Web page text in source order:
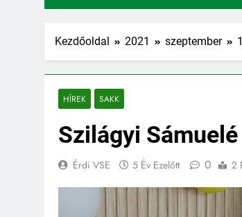
Kezdőoldal 2021 szeptember
HÍREK SAKK
Szilágyi
Érdi VSE 5 Év Ezelőtt 0 2